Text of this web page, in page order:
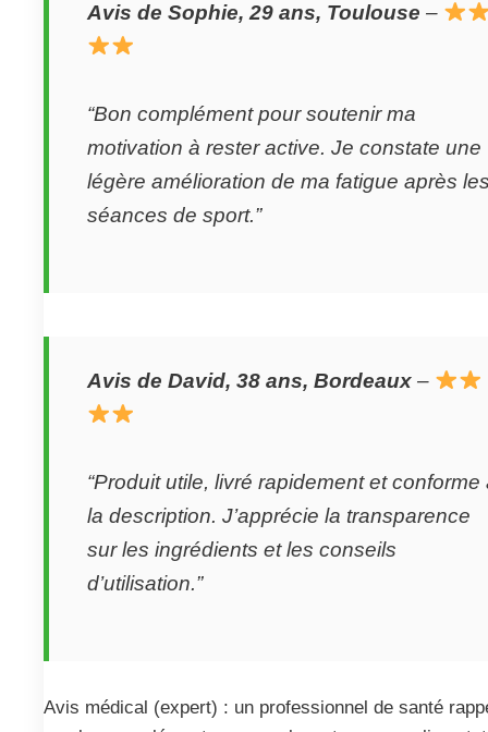
Avis de Sophie, 29 ans, Toulouse –
“Bon complément pour soutenir ma
motivation à rester active. Je constate une
légère amélioration de ma fatigue après
séances de sport.”
Avis de David, 38 ans, Bordeaux –
“Produit utile, livré rapidement et conforme
la description. J’apprécie la transparence
sur les ingrédients et les conseils
d’utilisation.”
Avis médical (expert) : un professionnel de santé